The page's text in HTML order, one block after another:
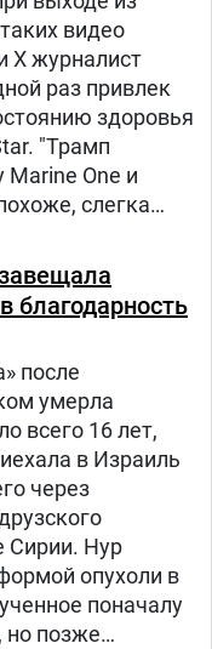
видео
Х журналист
раз привлек
здоровья
"Трамп
Marine One и
слегка
благодарность
после
умерла
всего 16 лет,
в Израиль
через
Сирии. Нур
опухоли в
поначалу
но позже